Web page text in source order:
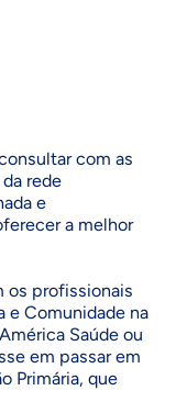
com as
rede
e
a melhor
os profissionais
e Comunidade na
Saúde ou
em passar em
Primária, que